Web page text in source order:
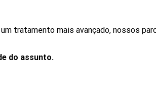
tratamento mais avançado, nossos
do assunto.